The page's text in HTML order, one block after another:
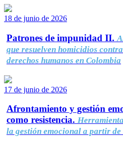
18 de junio de 2026
Patrones de impunidad II.
que resuelven homicidios
derechos humanos en Colombia
17 de junio de 2026
Afrontamiento y gestión
como resistencia.
la gestión emocional a partir de